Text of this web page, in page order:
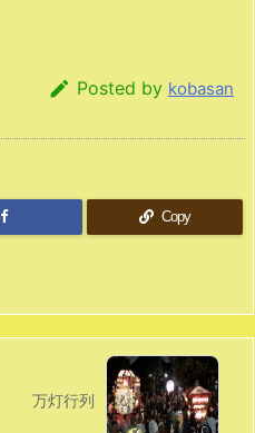
 Posted by kobasan
Copy
万灯行列